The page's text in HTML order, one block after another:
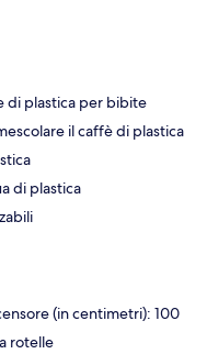
di plastica per bibite
il caffè di plastica
di plastica
(in centimetri): 100
rotelle